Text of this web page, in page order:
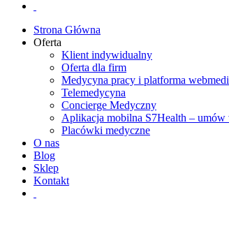
Strona Główna
Oferta
Klient indywidualny
Oferta dla firm
Medycyna pracy i platforma
Telemedycyna
Concierge Medyczny
Aplikacja mobilna S7Health – umów
Placówki medyczne
O nas
Blog
Sklep
Kontakt